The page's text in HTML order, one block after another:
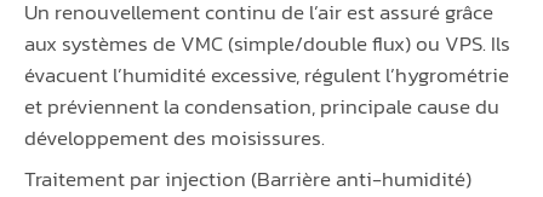
Un renouvellement continu de l’air est assuré grâce
aux systèmes de VMC (simple/double flux) ou VPS. Ils
évacuent l’humidité excessive, régulent l’hygrométrie
et préviennent la condensation, principale cause du
développement des moisissures.
Traitement par injection (Barrière anti-humidité)